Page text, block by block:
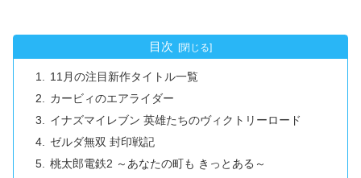
目次
11月の注目新作タイトル一覧
カービィのエアライダー
イナズマイレブン 英雄たちのヴィクトリーロード
ゼルダ無双 封印戦記
桃太郎電鉄2 ～あなたの町も きっとある～